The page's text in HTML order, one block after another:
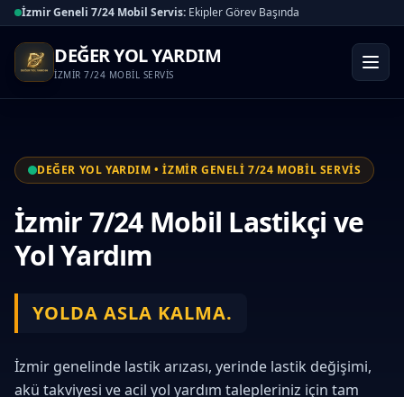
İzmir Geneli 7/24 Mobil Servis: Ekipler Görev Başında
DEĞER YOL YARDIM
İZMİR 7/24 MOBİL SERVİS
DEĞER YOL YARDIM • İZMİR GENELİ 7/24 MOBİL SERVİS
İzmir 7/24 Mobil Lastikçi ve
Yol Yardım
YOLDA ASLA KALMA.
İzmir genelinde lastik arızası, yerinde lastik değişimi,
akü takviyesi ve acil yol yardım talepleriniz için tam